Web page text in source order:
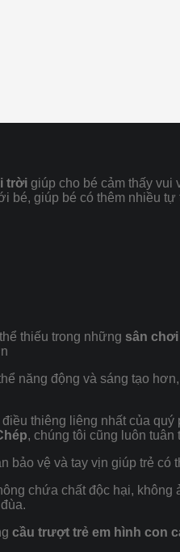
trời giúp cho bé cảm thấy
bé, giúp bé có thêm
thiếu trong những sân
năng động và sáng tạo hơn,
điều thiêng liêng nhất của
, chúng tôi cũng luôn
bảo vệ và tay vịn giúp trẻ
chứa chất độc hại,
cầu trượt trẻ em hình con